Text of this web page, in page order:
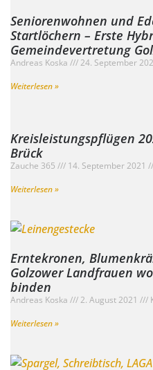
Seniorenwohnen und
Startlöchern – Erste
Gemeindevertretung
Andreas Koska 24. September
Weiterlesen »
Kreisleistungspflügen
Brück
Zauche 365 14. September 2021
Weiterlesen »
Erntekronen,
Golzower Landfrauen
binden
Andreas Koska 2. August 2021
Weiterlesen »